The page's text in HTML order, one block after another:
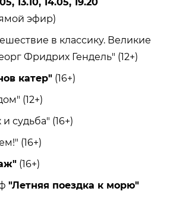
эфир)
в классику. Великие
Фридрих Гендель" (12+)
катер" (16+)
(12+)
судьба" (16+)
(16+)
(16+)
"Летняя поездка к морю"